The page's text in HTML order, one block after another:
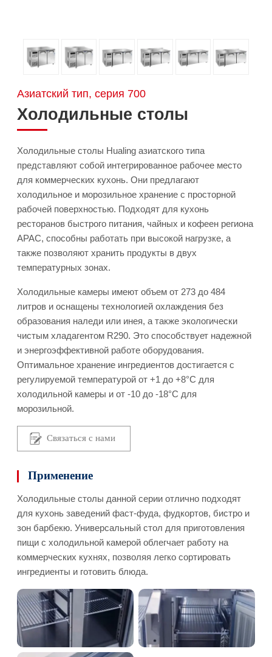
Азиатский тип, серия 700
Холодильные столы
Холодильные столы Hualing азиатского типа
представляют собой интегрированное рабочее место
для коммерческих кухонь. Они предлагают
холодильное и морозильное хранение с просторной
рабочей поверхностью. Подходят для кухонь
ресторанов быстрого питания, чайных и кофеен региона
APAC, способны работать при высокой нагрузке, а
также позволяют хранить продукты в двух
температурных зонах.
Холодильные камеры имеют объем от 273 до 484
литров и оснащены технологией охлаждения без
образования наледи или инея, а также экологически
чистым хладагентом R290. Это способствует надежной
и энергоэффективной работе оборудования.
Оптимальное хранение ингредиентов достигается с
регулируемой температурой от +1 до +8°C для
холодильной камеры и от -10 до -18°C для
морозильной.
Связаться с нами
Применение
Холодильные столы данной серии отлично подходят
для кухонь заведений фаст-фуда, фудкортов, бистро и
зон барбекю. Универсальный стол для приготовления
пищи с холодильной камерой облегчает работу на
коммерческих кухнях, позволяя легко сортировать
ингредиенты и готовить блюда.